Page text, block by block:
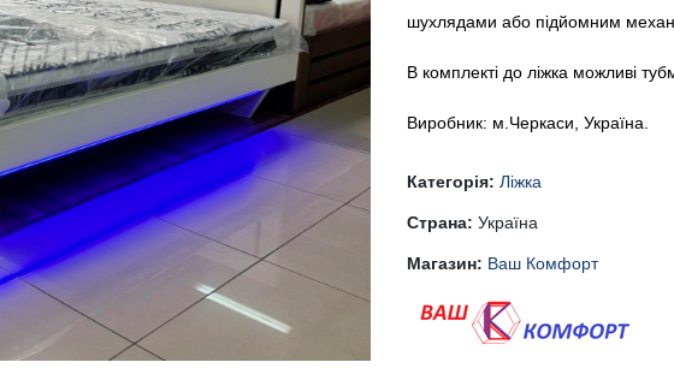
шухлядами або підйомним
В комплекті до ліжка можливі
Виробник: м.Черкаси, Україна.
Категорія: Ліжка
Страна: Україна
Магазин: Ваш Комфорт